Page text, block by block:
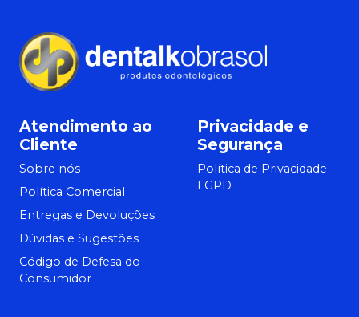
Atendimento ao
Cliente
Sobre nós
Política Comercial
Entregas e Devoluções
Dúvidas e Sugestões
Código de Defesa do
Consumidor
Privacidade e
Segurança
Política de Privacidade -
LGPD